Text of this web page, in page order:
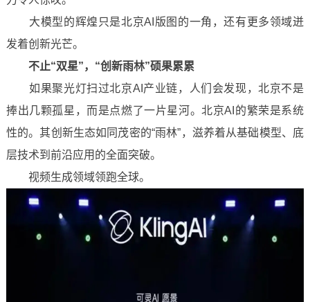
大模型的辉煌只是北京AI版图的一角，还有更多领域迸
发着创新光芒。
不止“双星”，“创新雨林”硕果累累
如果聚光灯扫过北京AI产业链，人们会发现，北京不是
捧出几颗孤星，而是点燃了一片星河。北京AI的繁荣是系统
性的。其创新生态如同茂密的“雨林”，滋养着从基础模型、底
层技术到前沿应用的全面突破。
视频生成领域领跑全球。